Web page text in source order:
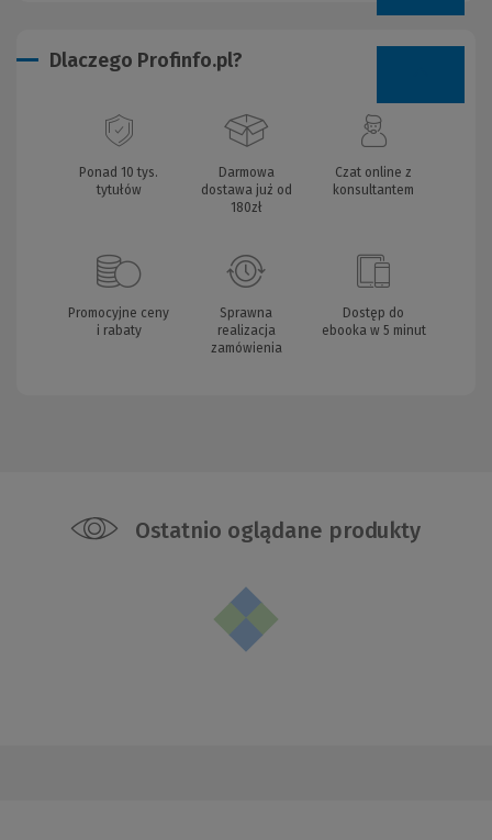
Dlaczego Profinfo.pl?
Ponad 10 tys.
tytułów
Darmowa
dostawa już od
180zł
Czat online z
konsultantem
Promocyjne ceny
i rabaty
Sprawna
realizacja
zamówienia
Dostęp do
ebooka w 5 minut
Ostatnio oglądane produkty